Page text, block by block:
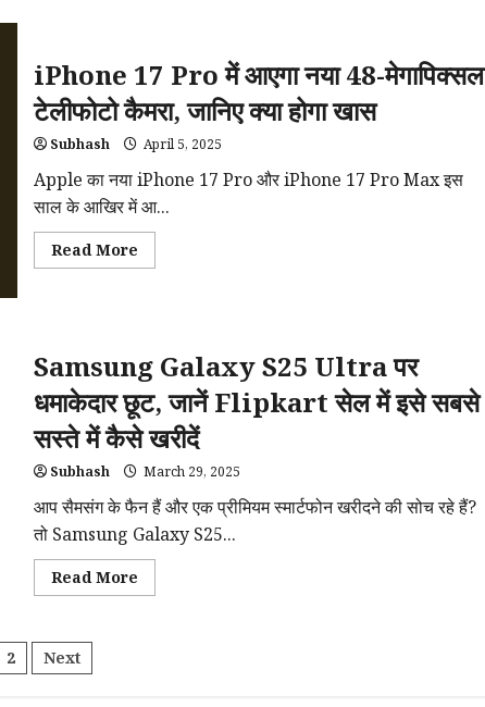
(V2G):
Kerala
and
IIT
Start
New
Energy
Project
iPhone 17 Pro में आएगा नया 48-मेगापिक्सल
टेलीफोटो कैमरा, जानिए क्या होगा खास
Subhash April 5, 2025
Apple का नया iPhone 17 Pro और iPhone 17 Pro Max इस
साल के आखिर में आ...
Read MoreRead
more
आएगा
नया
48-
मेगापिक्सल
टेलीफोटो
कैमरा,
जानिए
क्या
होगा
खास
Samsung Galaxy S25 Ultra पर
धमाकेदार छूट, जानें Flipkart सेल में इसे सबसे
सस्ते में कैसे खरीदें
Subhash March 29, 2025
आप सैमसंग के फैन हैं और एक प्रीमियम स्मार्टफोन खरीदने की सोच रहे हैं?
तो Samsung Galaxy S25...
Read MoreRead
more
2 Next